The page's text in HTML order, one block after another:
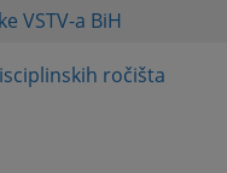
VSTV-a BiH
ročišta